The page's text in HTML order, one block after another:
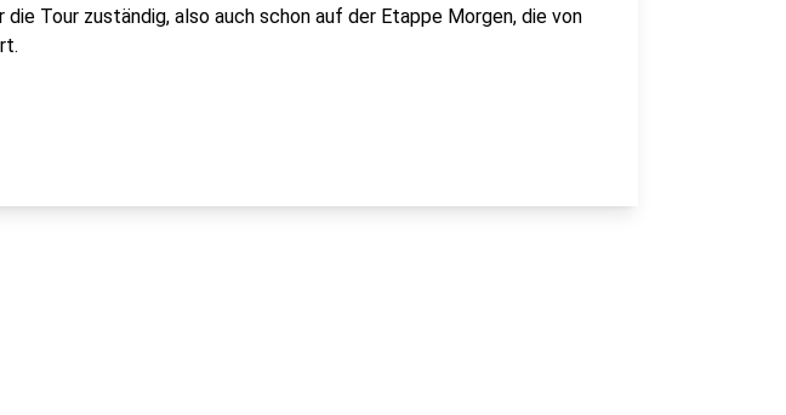
Tour zuständig, also auch schon auf der Etappe Morgen, die von